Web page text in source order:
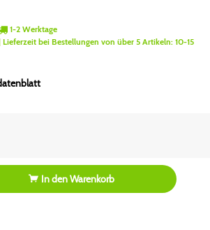
1-2 Werktage
Lieferzeit bei Bestellungen von über 5 Artikeln: 10-15
In denWarenkorb